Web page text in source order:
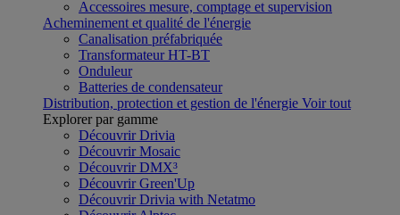
Accessoires mesure, comptage et supervision
Acheminement et qualité de l'énergie
Canalisation préfabriquée
Transformateur HT-BT
Onduleur
Batteries de condensateur
Distribution, protection et gestion de l'énergie Voir tout
Explorer par gamme
Découvrir Drivia
Découvrir Mosaic
Découvrir DMX³
Découvrir Green'Up
Découvrir Drivia with Netatmo